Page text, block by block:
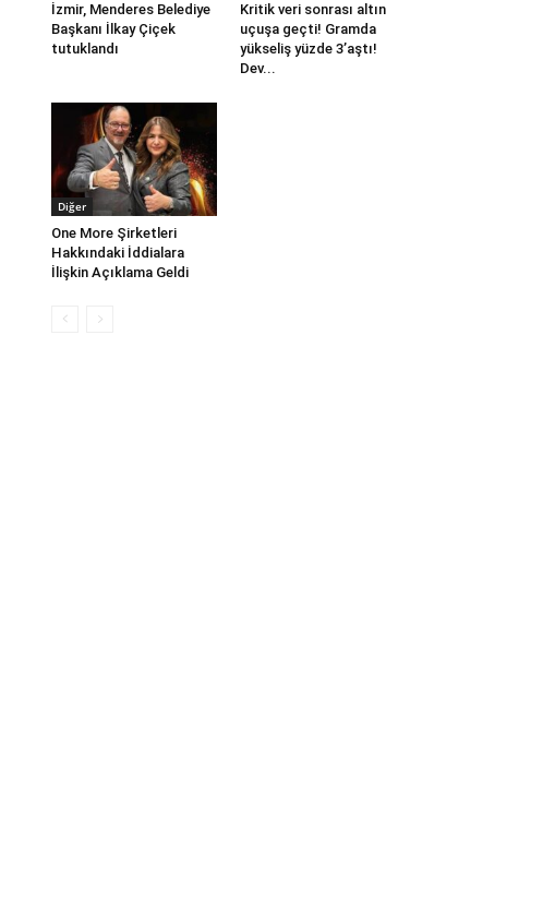
İzmir, Menderes Belediye
Başkanı İlkay Çiçek
tutuklandı
Kritik veri sonrası altın
uçuşa geçti! Gramda
yükseliş yüzde 3’aştı!
Dev...
Diğer
One More Şirketleri
Hakkındaki İddialara
İlişkin Açıklama Geldi